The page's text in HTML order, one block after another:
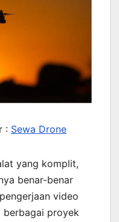
: Sewa Drone
yang komplit,
benar-benar
video
berbagai proyek